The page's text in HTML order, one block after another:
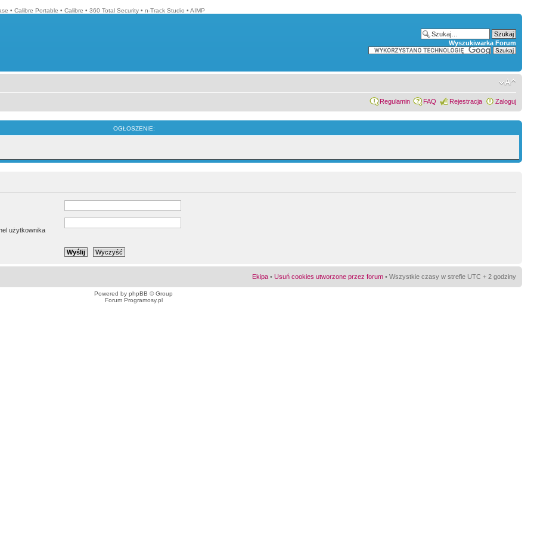
• Calibre Portable • Calibre • 360 Total Security • n-Track Studio • AIMP
Wyszukiwarka Forum
Regulamin FAQ Rejestracja Zaloguj
OGŁOSZENIE:
użytkownika
Ekipa • Usuń cookies utworzone przez forum • Wszystkie czasy w strefie UTC + 2 godziny
Powered by phpBB © Group
Forum Programosy.pl